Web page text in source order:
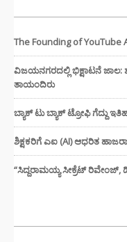
The Founding of YouTube
ವಿಜಯನಗರದಲ್ಲಿ ಭಿಕ್ಷಾಟನೆ ಜಾಲ:
ತಾಯಂದಿರು
ಬ್ಯಾಕ್ ಟು ಬ್ಯಾಕ್ ಟ್ರೋಫಿ ಗೆದ್ದು
ಶಿಕ್ಷಕರಿಗೆ ಎಐ (AI) ಆಧರಿತ
“ಸಿದ್ದರಾಮಯ್ಯ ಸೀಕ್ರೆಟ್ ರಿವೇಂಜ್‌,